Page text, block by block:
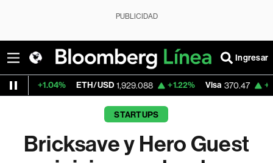
PUBLICIDAD
Ingresar
ETH/USD 1,929.088 +1.22% Visa 370.47 +0.52%
STARTUPS
Bricksave y Hero Guest